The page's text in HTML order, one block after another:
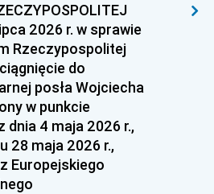
2026 r. w sprawie
Rzeczypospolitej
do
posła Wojciecha
w punkcie
dnia 4 maja 2026 r.,
28 maja 2026 r.,
Europejskiego